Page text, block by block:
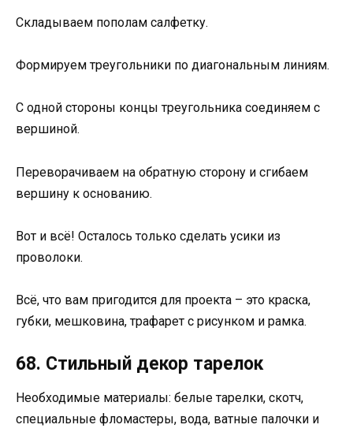
Складываем пополам салфетку.
Формируем треугольники по диагональным линиям.
С одной стороны концы треугольника соединяем с
вершиной.
Переворачиваем на обратную сторону и сгибаем
вершину к основанию.
Вот и всё! Осталось только сделать усики из
проволоки.
Всё, что вам пригодится для проекта – это краска,
губки, мешковина, трафарет с рисунком и рамка.
68. Стильный декор тарелок
Необходимые материалы: белые тарелки, скотч,
специальные фломастеры, вода, ватные палочки и